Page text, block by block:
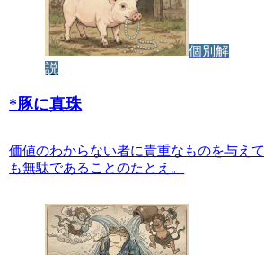
個別解
説
*豚に真珠
価値のわからない者に貴重なものを与えて
も無駄であることのたとえ。